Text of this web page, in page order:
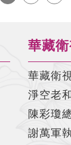
華藏
華藏衛
淨空老
陳彩瓊
謝萬軍